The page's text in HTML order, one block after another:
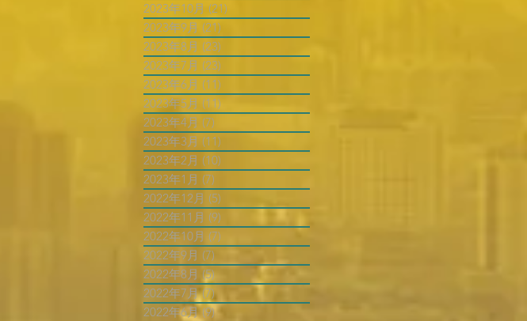
2023年10月 (21)
2023年9月 (21)
2023年8月 (23)
2023年7月 (23)
2023年6月 (11)
2023年5月 (11)
2023年4月 (7)
2023年3月 (11)
2023年2月 (10)
2023年1月 (7)
2022年12月 (5)
2022年11月 (9)
2022年10月 (7)
2022年9月 (7)
2022年8月 (5)
2022年7月 (7)7 篇文章
2022年6月 (9)9 篇文章